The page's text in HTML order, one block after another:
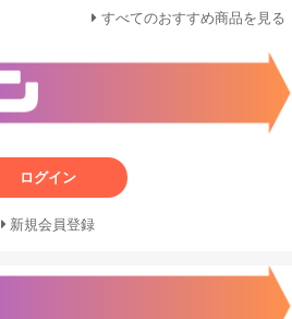
すべてのおすすめ商品を見る
ログイン
新規会員登録